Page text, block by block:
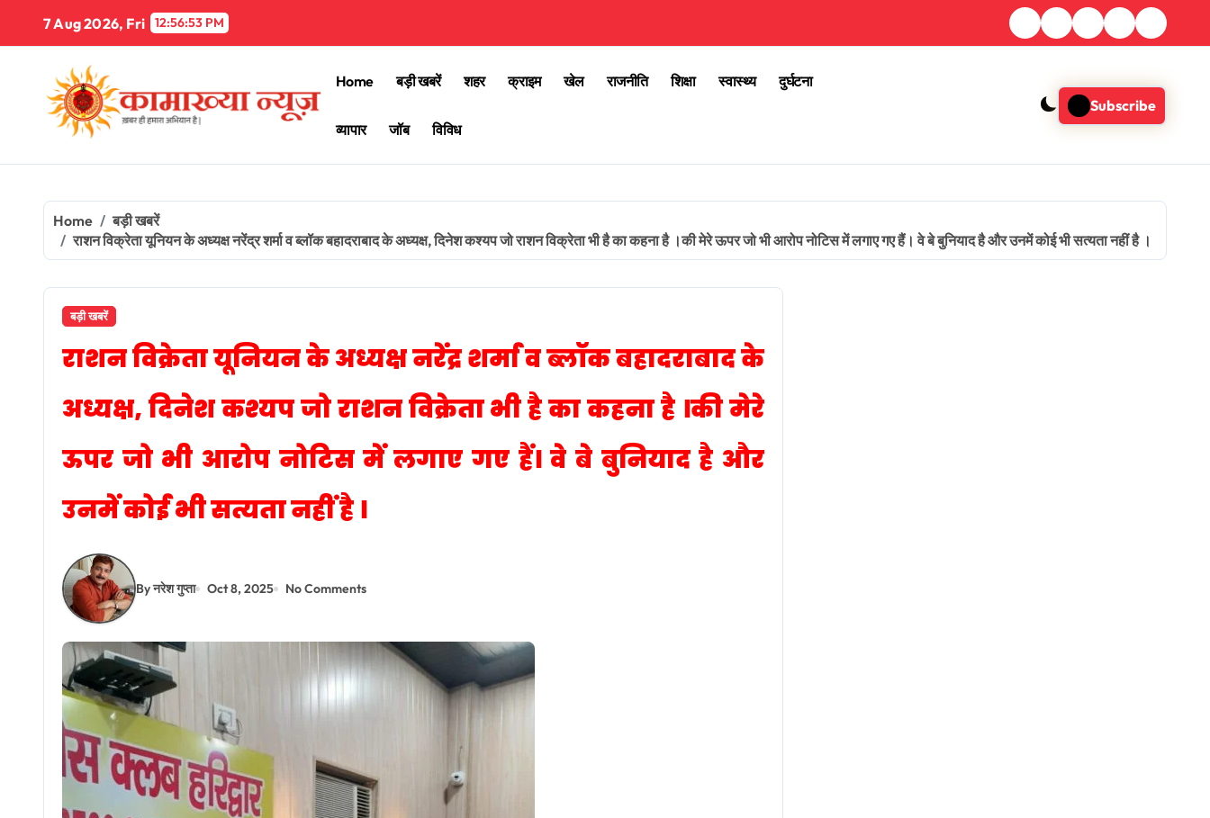
content
7 Aug 2026, Fri 12:56:54 PM
Home बड़ी खबरें शहर क्राइम खेल राजनीति शिक्षा स्वास्थ्य दुर्घटना
व्यापार जॉब विविध
Subscribe
Home
बड़ी खबरें
राशन विक्रेता यूनियन के अध्यक्ष नरेंद्र शर्मा व ब्लॉक बहादराबाद के अध्यक्ष, दिनेश कश्यप जो राशन विक्रेता भी है का कहना है ।की मेरे ऊपर जो भी आरोप नोटिस में लगाए गए हैं। वे बे बुनियाद है और उनमें कोई भी सत्यता नहीं है ।
बड़ी खबरें
राशन विक्रेता यूनियन के अध्यक्ष नरेंद्र शर्मा व ब्लॉक बहादराबाद के
अध्यक्ष, दिनेश कश्यप जो राशन विक्रेता भी है का कहना है ।की मेरे
ऊपर जो भी आरोप नोटिस में लगाए गए हैं। वे बे बुनियाद है और
उनमें कोई भी सत्यता नहीं है ।
By नरेश गुप्ता Oct 8, 2025 No Comments